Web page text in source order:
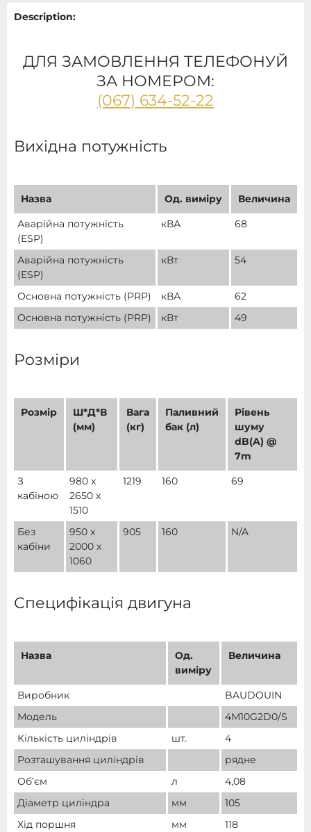
Description:
ДЛЯ ЗАМОВЛЕННЯ ТЕЛЕФОНУЙ
ЗА НОМЕРОМ:
(067) 634-52-22
Вихідна потужність
Назва Од. виміру
Величина
Аварійна потужність
(ESP)
кВА 68
Аварійна потужність
(ESP)
кВт 54
Основна потужність (PRP) кВА
62
Основна потужність (PRP)
кВт 49
Розміри
Розмір
Ш*Д*В
(мм)
Вага
(кг)
Паливний
бак (л)
Рівень
шуму
dB(A) @
7m
З
кабіною
980 x
2650 x
1510
1219 160 69
Без
кабіни
950 x
2000 x
1060
905 160 N/A
Специфікація двигуна
Назва
Од.
виміру
Величина
Виробник
BAUDOUIN
Модель
4M10G2D0/S
Кількість циліндрів
шт.
4
Розташування циліндрів
рядне
Об’єм
л
4,08
Діаметр циліндра
мм
105
Хід поршня
мм
118